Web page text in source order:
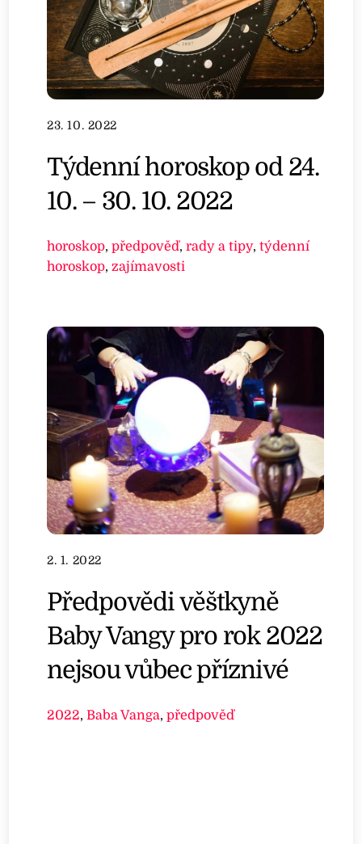
23. 10. 2022
Týdenní horoskop od 24.
10. – 30. 10. 2022
horoskop,předpověď,rady a tipy,týdenní
horoskop,zajímavosti
2. 1. 2022
Předpovědi věštkyně
Baby Vangy pro rok 2022
nejsou vůbec příznivé
2022,Baba Vanga,předpověď